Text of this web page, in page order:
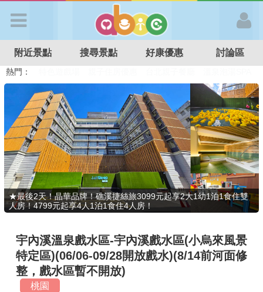
APP登入
首 頁
搜尋景點
好康優惠
最新消息
最新留言
商家合作
附近景點 搜尋景點 好康優惠 討論區
熱門：
特色遊戲場
親子住房優惠 台北親子餐廳 溫泉泡湯SPA
★最後2天！晶華品牌！礁溪捷絲旅3099元起享2大1幼1泊1食住雙
人房！4799元起享4人1泊1食住4人房！
宇內溪溫泉戲水區-宇內溪戲水區(小烏來風景
特定區)(06/06-09/28開放戲水)(8/14前河面修
整，戲水區暫不開放)
桃園